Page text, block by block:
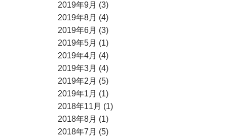
2019年9月 (3)
2019年8月 (4)
2019年6月 (3)
2019年5月 (1)
2019年4月 (4)
2019年3月 (4)
2019年2月 (5)
2019年1月 (1)
2018年11月 (1)
2018年8月 (1)
2018年7月 (5)